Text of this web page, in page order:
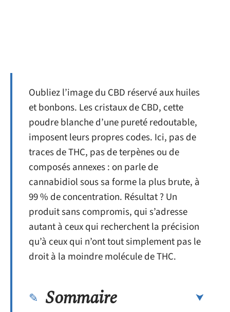
Oubliez l’image du CBD réservé aux huiles
et bonbons. Les cristaux de CBD, cette
poudre blanche d’une pureté redoutable,
imposent leurs propres codes. Ici, pas de
traces de THC, pas de terpènes ou de
composés annexes : on parle de
cannabidiol sous sa forme la plus brute, à
99 % de concentration. Résultat ? Un
produit sans compromis, qui s’adresse
autant à ceux qui recherchent la précision
qu’à ceux qui n’ont tout simplement pas le
droit à la moindre molécule de THC.
Sommaire